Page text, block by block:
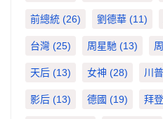
前總統 (26) 劉德華 (11)
台灣 (25) 周星馳 (13)
天后 (13) 女神 (28) 川普
影后 (13) 德國 (19) 拜登